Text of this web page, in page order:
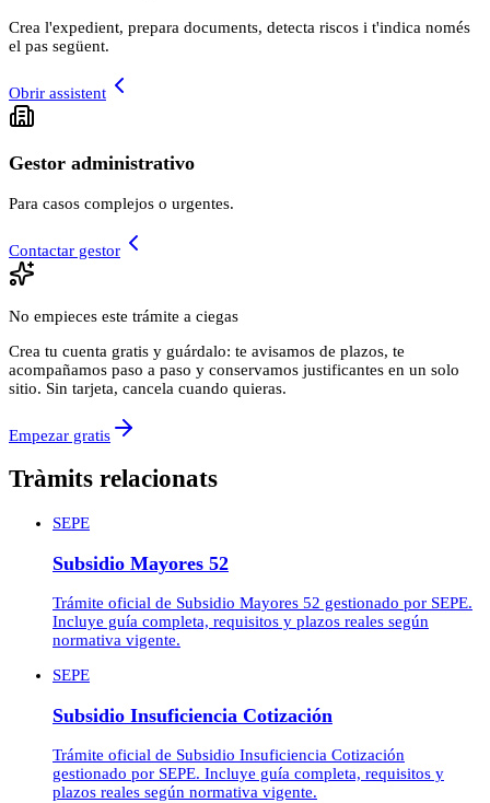
Crea l'expedient, prepara documents, detecta riscos i t'indica només
el pas següent.
Obrir assistent
Gestor administrativo
Para casos complejos o urgentes.
Contactar gestor
No empieces este trámite a ciegas
Crea tu cuenta gratis y guárdalo: te avisamos de plazos, te
acompañamos paso a paso y conservamos justificantes en un solo
sitio. Sin tarjeta, cancela cuando quieras.
Empezar gratis
Tràmits relacionats
SEPE
Subsidio Mayores 52
Trámite oficial de Subsidio Mayores 52 gestionado por SEPE.
Incluye guía completa, requisitos y plazos reales según
normativa vigente.
SEPE
Subsidio Insuficiencia Cotización
Trámite oficial de Subsidio Insuficiencia Cotización
gestionado por SEPE. Incluye guía completa, requisitos y
plazos reales según normativa vigente.